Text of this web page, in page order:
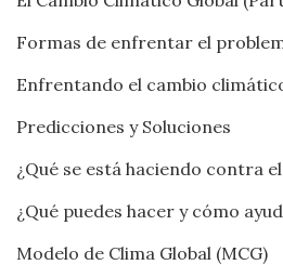
Formas de enfrentar el
Enfrentando el cambio
Predicciones y Soluciones
¿Qué se está haciendo contra
¿Qué puedes hacer y cómo
Modelo de Clima Global (MCG)